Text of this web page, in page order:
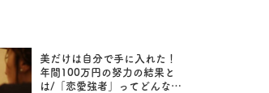
美だけは自分で手に入れた！
年間100万円の努力の結果と
は/「恋愛強者」ってどんな